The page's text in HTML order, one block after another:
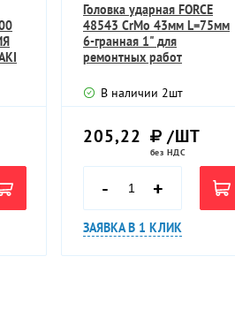
Головка ударная FORCE
48543 CrMo 43мм L=75мм
6-гранная 1" для
ремонтных работ
В наличии 2шт
205,22 /ШТ
без НДС
- +
ЗАЯВКА В 1 КЛИК